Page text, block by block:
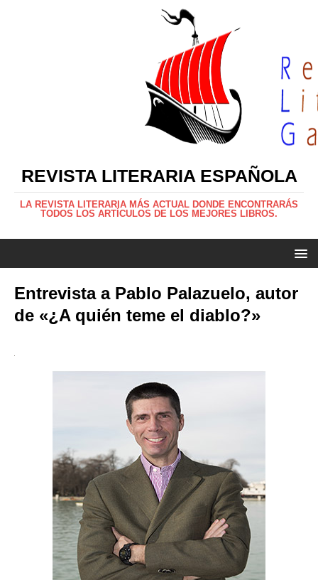
REVISTA LITERARIA ESPAÑOLA
LA REVISTA LITERARIA MÁS ACTUAL DONDE ENCONTRARÁS
TODOS LOS ARTÍCULOS DE LOS MEJORES LIBROS.
Entrevista a Pablo Palazuelo, autor
de «¿A quién teme el diablo?»